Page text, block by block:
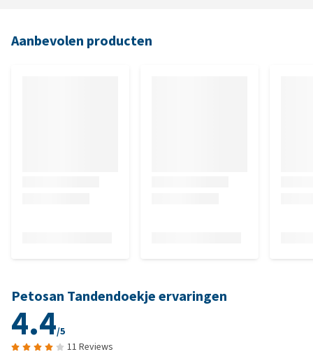
Aanbevolen producten
Petosan Tandendoekje ervaringen
4.4/5
11 Reviews